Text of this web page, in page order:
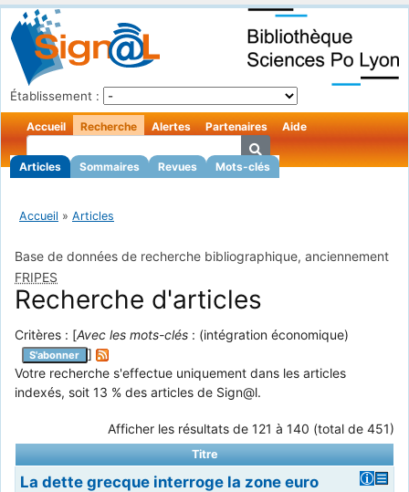
Établissement :
Accueil Recherche
Articles Sommaires Revues Mots-clés
Alertes Partenaires Aide
Accueil » Articles
Base de données de recherche bibliographique, anciennement
FRIPES
Recherche d'articles
Critères : [Avec les mots-clés : (intégration économique)
S'abonner
]
Votre recherche s'effectue uniquement dans les articles
indexés, soit 13 % des articles de Sign@l.
Afficher les résultats de 121 à 140 (total de 451)
Titre
La dette grecque interroge la zone euro